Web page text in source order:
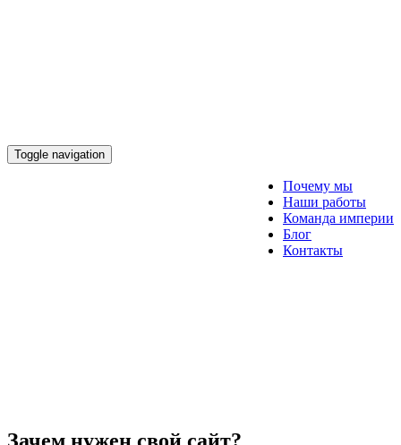
Toggle navigation
Почему мы
Наши работы
Команда империи
Блог
Контакты